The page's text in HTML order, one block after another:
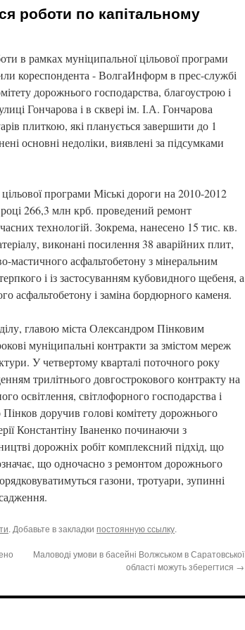
роботи по капітальному
в рамках муніципальної цільової програми
кореспондента - ВолгаИнформ в прес-службі
дорожнього господарства, благоустрою і
Гончарова і в сквері ім. І.А. Гончарова
плиткою, які планується завершити до 1
основні недоліки, виявлені за підсумками
програми Міські дороги на 2010-2012
266,3 млн крб. проведений ремонт
технологій. Зокрема, нанесено 15 тис. кв.
виконані посилення 38 аварійних плит,
мастичного асфальтобетону з мінеральним
і із застосуванням кубовидного щебеня, а
асфальтобетону і заміна бордюрного каменя.
главою міста Олександром Пінковим
муніципальні контракти за змістом мереж
У четвертому кварталі поточного року
трилітнього довгострокового контракту на
освітлення, світлофорного господарства і
доручив голові комітету дорожнього
Константіну Іваненко починаючи з
дорожніх робіт комплексний підхід, що
що одночасно з ремонтом дорожнього
газони, тротуари, зупинні
. Добавьте в закладки постоянную ссылку.
Маловоді умови в басейні Волжськом в Саратовської
області можуть зберегтися →